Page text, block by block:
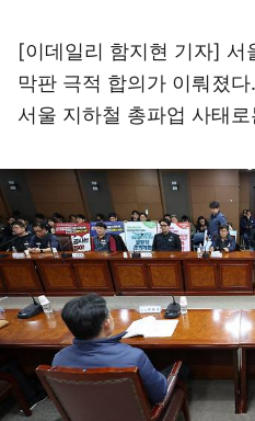
[이데일리 함지현 기자] 서
막판 극적 합의가 이뤄졌
서울 지하철 총파업 사태